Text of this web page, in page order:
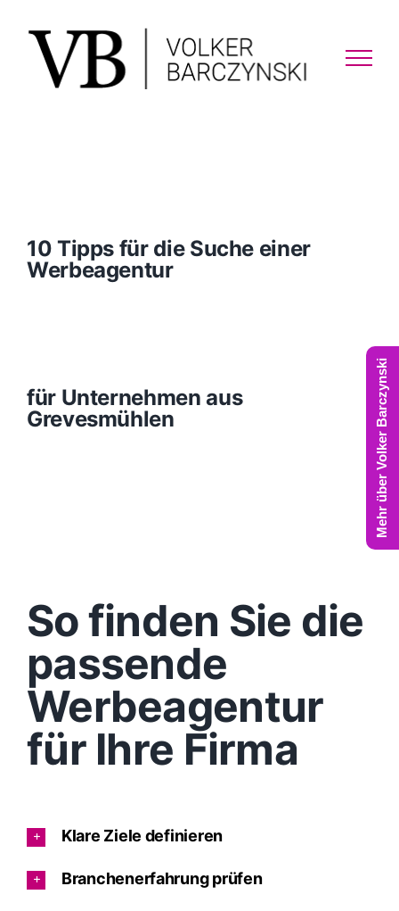
content
10 Tipps für die Suche einer
Werbeagentur
für Unternehmen aus
Grevesmühlen
So finden Sie die
passende
Werbeagentur
für Ihre Firma
Klare Ziele definieren
Branchenerfahrung prüfen
Mehr über Volker Barczynski